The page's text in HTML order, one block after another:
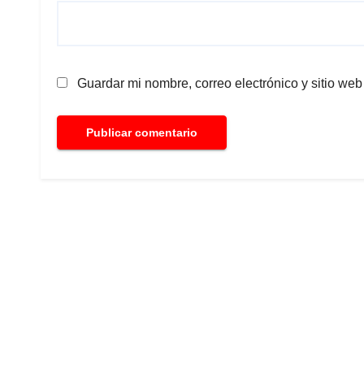
Guardar mi nombre, correo electrónico y sitio